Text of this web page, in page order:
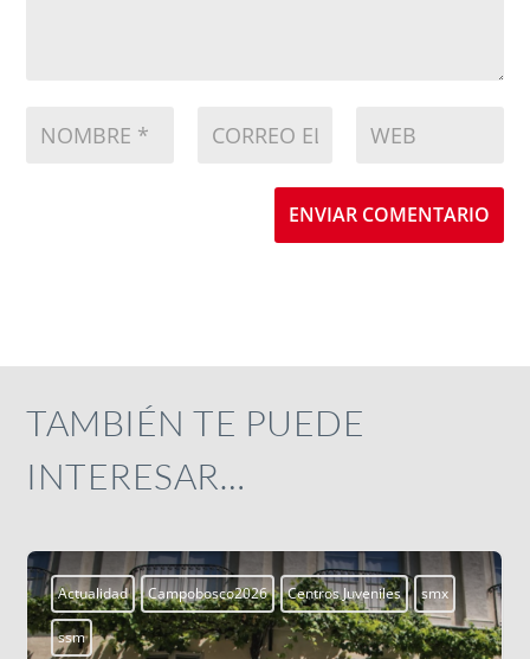
ENVIAR COMENTARIO
TAMBIÉN TE PUEDE
INTERESAR…
Actualidad Campobosco2026 Centros Juveniles smx
ssm